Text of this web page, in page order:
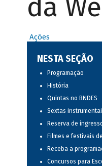
da
Ações
NESTA SEÇÃO
Programação
História
Quintas no BNDES
Sextas
Reserva de
Filmes e festivais
Receba a
Concursos para